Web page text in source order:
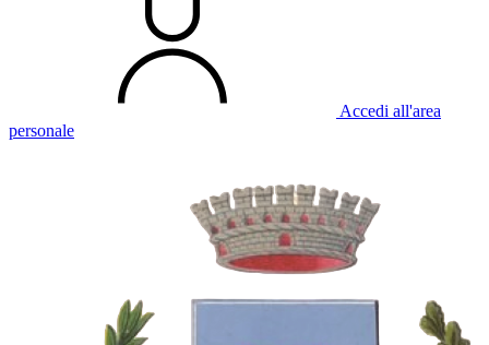
Accedi all'area
personale